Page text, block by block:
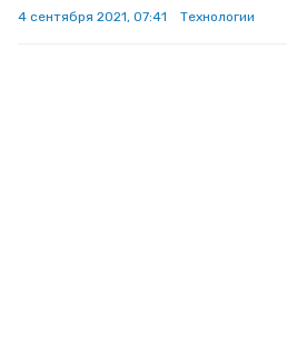
4 сентября 2021, 07:41 Технологии